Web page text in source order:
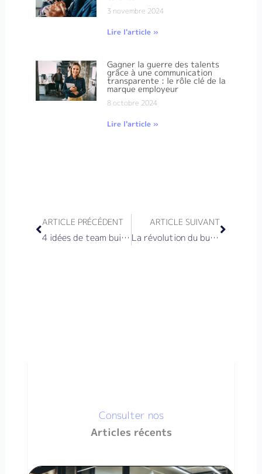
3 novembre 2024
Lire l'article »
Gagner la guerre des talents
grâce à une communication
transparente : le rôle clé de la
marque employeur
8 octobre 2024
Lire l'article »
ARTICLE PRÉCÉDENT
4 idées de team building pour les équipes à distance
ARTICLE SUIVANT
La révolution du bureau opéré
Consulter nos
Articles récents